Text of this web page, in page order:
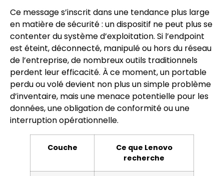
Ce message s’inscrit dans une tendance plus large
en matière de sécurité : un dispositif ne peut plus se
contenter du système d’exploitation. Si l’endpoint
est éteint, déconnecté, manipulé ou hors du réseau
de l’entreprise, de nombreux outils traditionnels
perdent leur efficacité. À ce moment, un portable
perdu ou volé devient non plus un simple problème
d’inventaire, mais une menace potentielle pour les
données, une obligation de conformité ou une
interruption opérationnelle.
Couche
Ce que Lenovo
recherche